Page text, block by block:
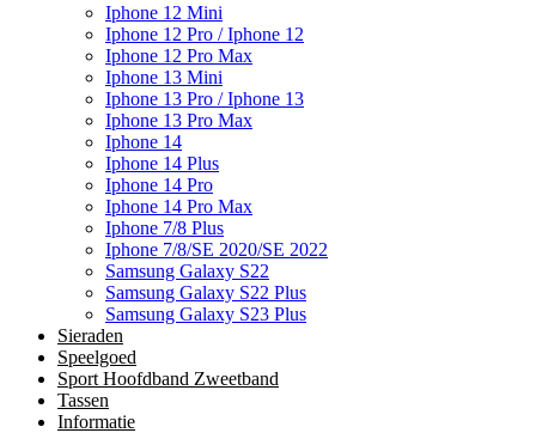
Iphone 12 Mini
Iphone 12 Pro / Iphone 12
Iphone 12 Pro Max
Iphone 13 Mini
Iphone 13 Pro / Iphone 13
Iphone 13 Pro Max
Iphone 14
Iphone 14 Plus
Iphone 14 Pro
Iphone 14 Pro Max
Iphone 7/8 Plus
Iphone 7/8/SE 2020/SE 2022
Samsung Galaxy S22
Samsung Galaxy S22 Plus
Samsung Galaxy S23 Plus
Sieraden
Speelgoed
Sport Hoofdband Zweetband
Tassen
Informatie